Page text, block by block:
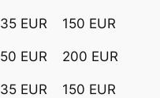
35 EUR 150 EUR
50 EUR 200 EUR
35 EUR 150 EUR